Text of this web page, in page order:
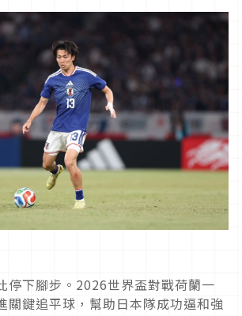
停下腳步。2026世界盃對戰荷蘭一
關鍵追平球，幫助日本隊成功逼和強